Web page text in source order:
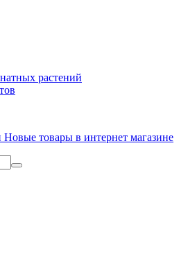
растений
Новые товары в интернет магазине